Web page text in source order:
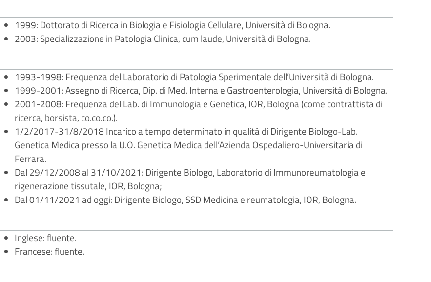
1999: Dottorato di Ricerca in Biologia e Fisiologia Cellulare, Università di Bologna.
2003: Specializzazione in Patologia Clinica, cum laude, Università di Bologna.
1993-1998: Frequenza del Laboratorio di Patologia Sperimentale dell’Università di Bologna.
1999-2001: Assegno di Ricerca, Dip. di Med. Interna e Gastroenterologia, Università di Bologna.
2001-2008: Frequenza del Lab. di Immunologia e Genetica, IOR, Bologna (come contrattista di
ricerca, borsista, co.co.co.).
1/2/2017-31/8/2018 Incarico a tempo determinato in qualità di Dirigente Biologo-Lab.
Genetica Medica presso la U.O. Genetica Medica dell’Azienda Ospedaliero-Universitaria di
Ferrara.
Dal 29/12/2008 al 31/10/2021: Dirigente Biologo, Laboratorio di Immunoreumatologia e
rigenerazione tissutale, IOR, Bologna;
Dal 01/11/2021 ad oggi: Dirigente Biologo, SSD Medicina e reumatologia, IOR, Bologna.
Inglese: fluente.
Francese: fluente.